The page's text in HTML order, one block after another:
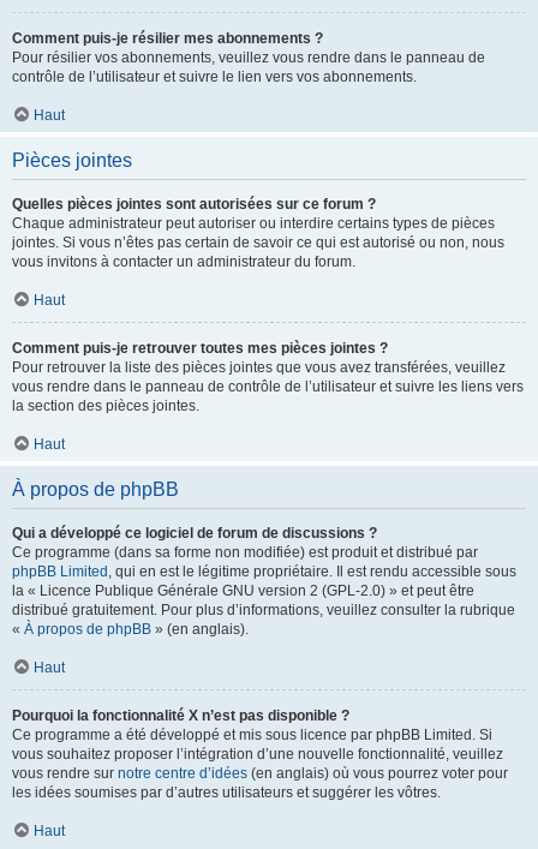
Comment puis-je résilier mes abonnements ?
Pour résilier vos abonnements, veuillez vous rendre dans le panneau de
contrôle de l’utilisateur et suivre le lien vers vos abonnements.
Haut
Pièces jointes
Quelles pièces jointes sont autorisées sur ce forum ?
Chaque administrateur peut autoriser ou interdire certains types de pièces
jointes. Si vous n’êtes pas certain de savoir ce qui est autorisé ou non, nous
vous invitons à contacter un administrateur du forum.
Haut
Comment puis-je retrouver toutes mes pièces jointes ?
Pour retrouver la liste des pièces jointes que vous avez transférées, veuillez
vous rendre dans le panneau de contrôle de l’utilisateur et suivre les liens vers
la section des pièces jointes.
Haut
À propos de phpBB
Qui a développé ce logiciel de forum de discussions ?
Ce programme (dans sa forme non modifiée) est produit et distribué par
phpBB Limited , qui en est le légitime propriétaire. Il est rendu accessible sous
la « Licence Publique Générale GNU version 2 (GPL-2.0) » et peut être
distribué gratuitement. Pour plus d’informations, veuillez consulter la rubrique
« À propos de phpBB » (en anglais).
Haut
Pourquoi la fonctionnalité X n’est pas disponible ?
Ce programme a été développé et mis sous licence par phpBB Limited. Si
vous souhaitez proposer l’intégration d’une nouvelle fonctionnalité, veuillez
vous rendre sur notre centre d’idées (en anglais) où vous pourrez voter pour
les idées soumises par d’autres utilisateurs et suggérer les vôtres.
Haut